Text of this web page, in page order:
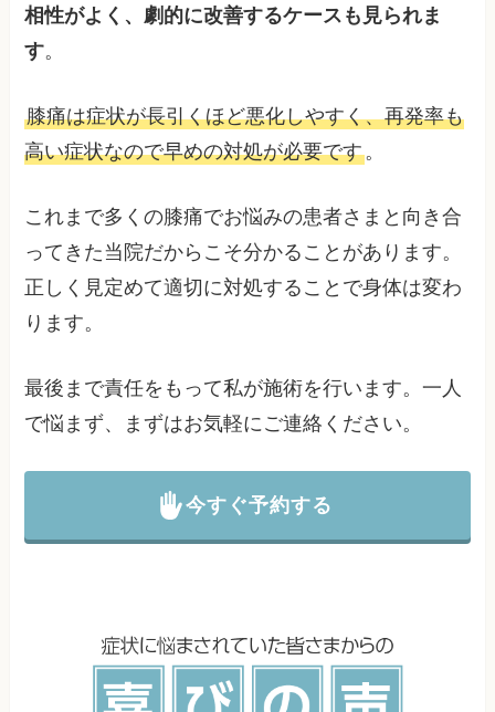
相性がよく、劇的に改善するケースも見られま
す。
膝痛は症状が長引くほど悪化しやすく、再発率も
高い症状なので早めの対処が必要です。
これまで多くの膝痛でお悩みの患者さまと向き合
ってきた当院だからこそ分かることがあります。
正しく見定めて適切に対処することで身体は変わ
ります。
最後まで責任をもって私が施術を行います。一人
で悩まず、まずはお気軽にご連絡ください。
今すぐ予約する